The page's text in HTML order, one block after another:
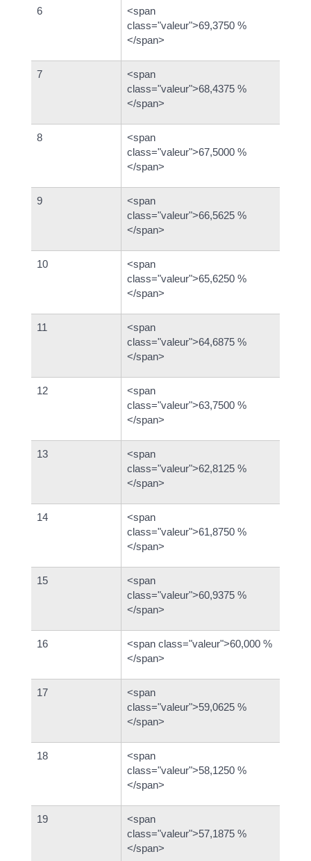
6
<span
class="valeur">69,3750 %
</span>
7
<span
class="valeur">68,4375 %
</span>
8
<span
class="valeur">67,5000 %
</span>
9
<span
class="valeur">66,5625 %
</span>
10
<span
class="valeur">65,6250 %
</span>
11
<span
class="valeur">64,6875 %
</span>
12
<span
class="valeur">63,7500 %
</span>
13
<span
class="valeur">62,8125 %
</span>
14
<span
class="valeur">61,8750 %
</span>
15
<span
class="valeur">60,9375 %
</span>
16
<span class="valeur">60,000 %
</span>
17
<span
class="valeur">59,0625 %
</span>
18
<span
class="valeur">58,1250 %
</span>
19
<span
class="valeur">57,1875 %
</span>